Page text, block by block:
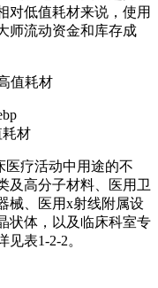
对低值耗材来说，使用
师流动资金和库存成
值耗材
耗材
医疗活动中用途的不
及高分子材料、医用卫
械、医用x射线附属设
状体，以及临床科室专
表1-2-2。